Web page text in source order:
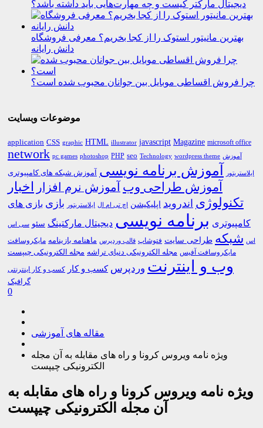
دیجیتال مارکتر کیست و چه مهارت‌هایی باید داشته باشد؟
بهترین مانیتور استوک را از کجا بخریم؟ معرفی فروشگاه
دانش رایانه
چرا فروش اقساطی موبایل بین جوانان محبوب شده است؟
موضوعات وبسایت
application CSS graphic HTML illustrator javascript Magazine microsoft office
network pc games photoshop PHP seo Technology wordpress theme آموزش
ایلاستریتور آموزش برنامه نویسی آموزش شبکه های کامپیوتری
آموزش طراحی وب آموزش نرم افزار اخبار
تکنولوژی اندروید اپلیکیشن اچ تی ام ال ایلاستریتور بازی بازی های
کامپیوتری برنامه نویسی دیجیتال مارکتینگ سئو سی اس
اس شبکه طراحی سایت فتوشاپ قالب وردپرس ماهنامه بازینامه مایکروسافت
مایکروسافت آفیس مجله الکترونیکی دنیای تراشه مجله الکترونیکی چیپست
وب و اینترنت وردپرس کسب و کار کسب و کار اینترنتی
گرافیک
0
مقاله های آموزشی
ویژه نامه ویروس کرونا و راه های مقابله به آن مجله
الکترونیکی چیپست
ویژه نامه ویروس کرونا و راه های مقابله به
آن مجله الکترونیکی چیپست